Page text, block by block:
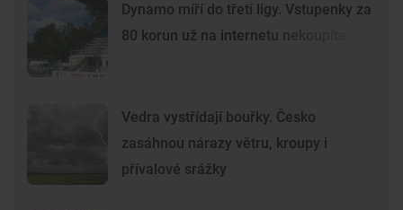
Dynamo míří do třetí ligy. Vstupenky za
80 korun už na internetu nekoupíte
Vedra vystřídají bouřky. Česko
zasáhnou nárazy větru, kroupy i
přívalové srážky